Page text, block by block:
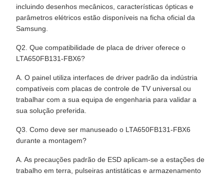
incluindo desenhos mecânicos, características ópticas e
parâmetros elétricos estão disponíveis na ficha oficial da
Samsung.
Q2. Que compatibilidade de placa de driver oferece o
LTA650FB131-FBX6?
A. O painel utiliza interfaces de driver padrão da indústria
compatíveis com placas de controle de TV universal.ou
trabalhar com a sua equipa de engenharia para validar a
sua solução preferida.
Q3. Como deve ser manuseado o LTA650FB131-FBX6
durante a montagem?
A. As precauções padrão de ESD aplicam-se a estações de
trabalho em terra, pulseiras antistáticas e armazenamento